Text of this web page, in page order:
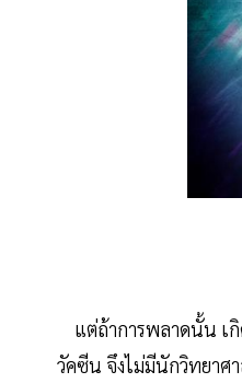
แต่ถ้าการพลาดนั้น เ
วัคซีน จึงไม่มีนักวิทยาศ